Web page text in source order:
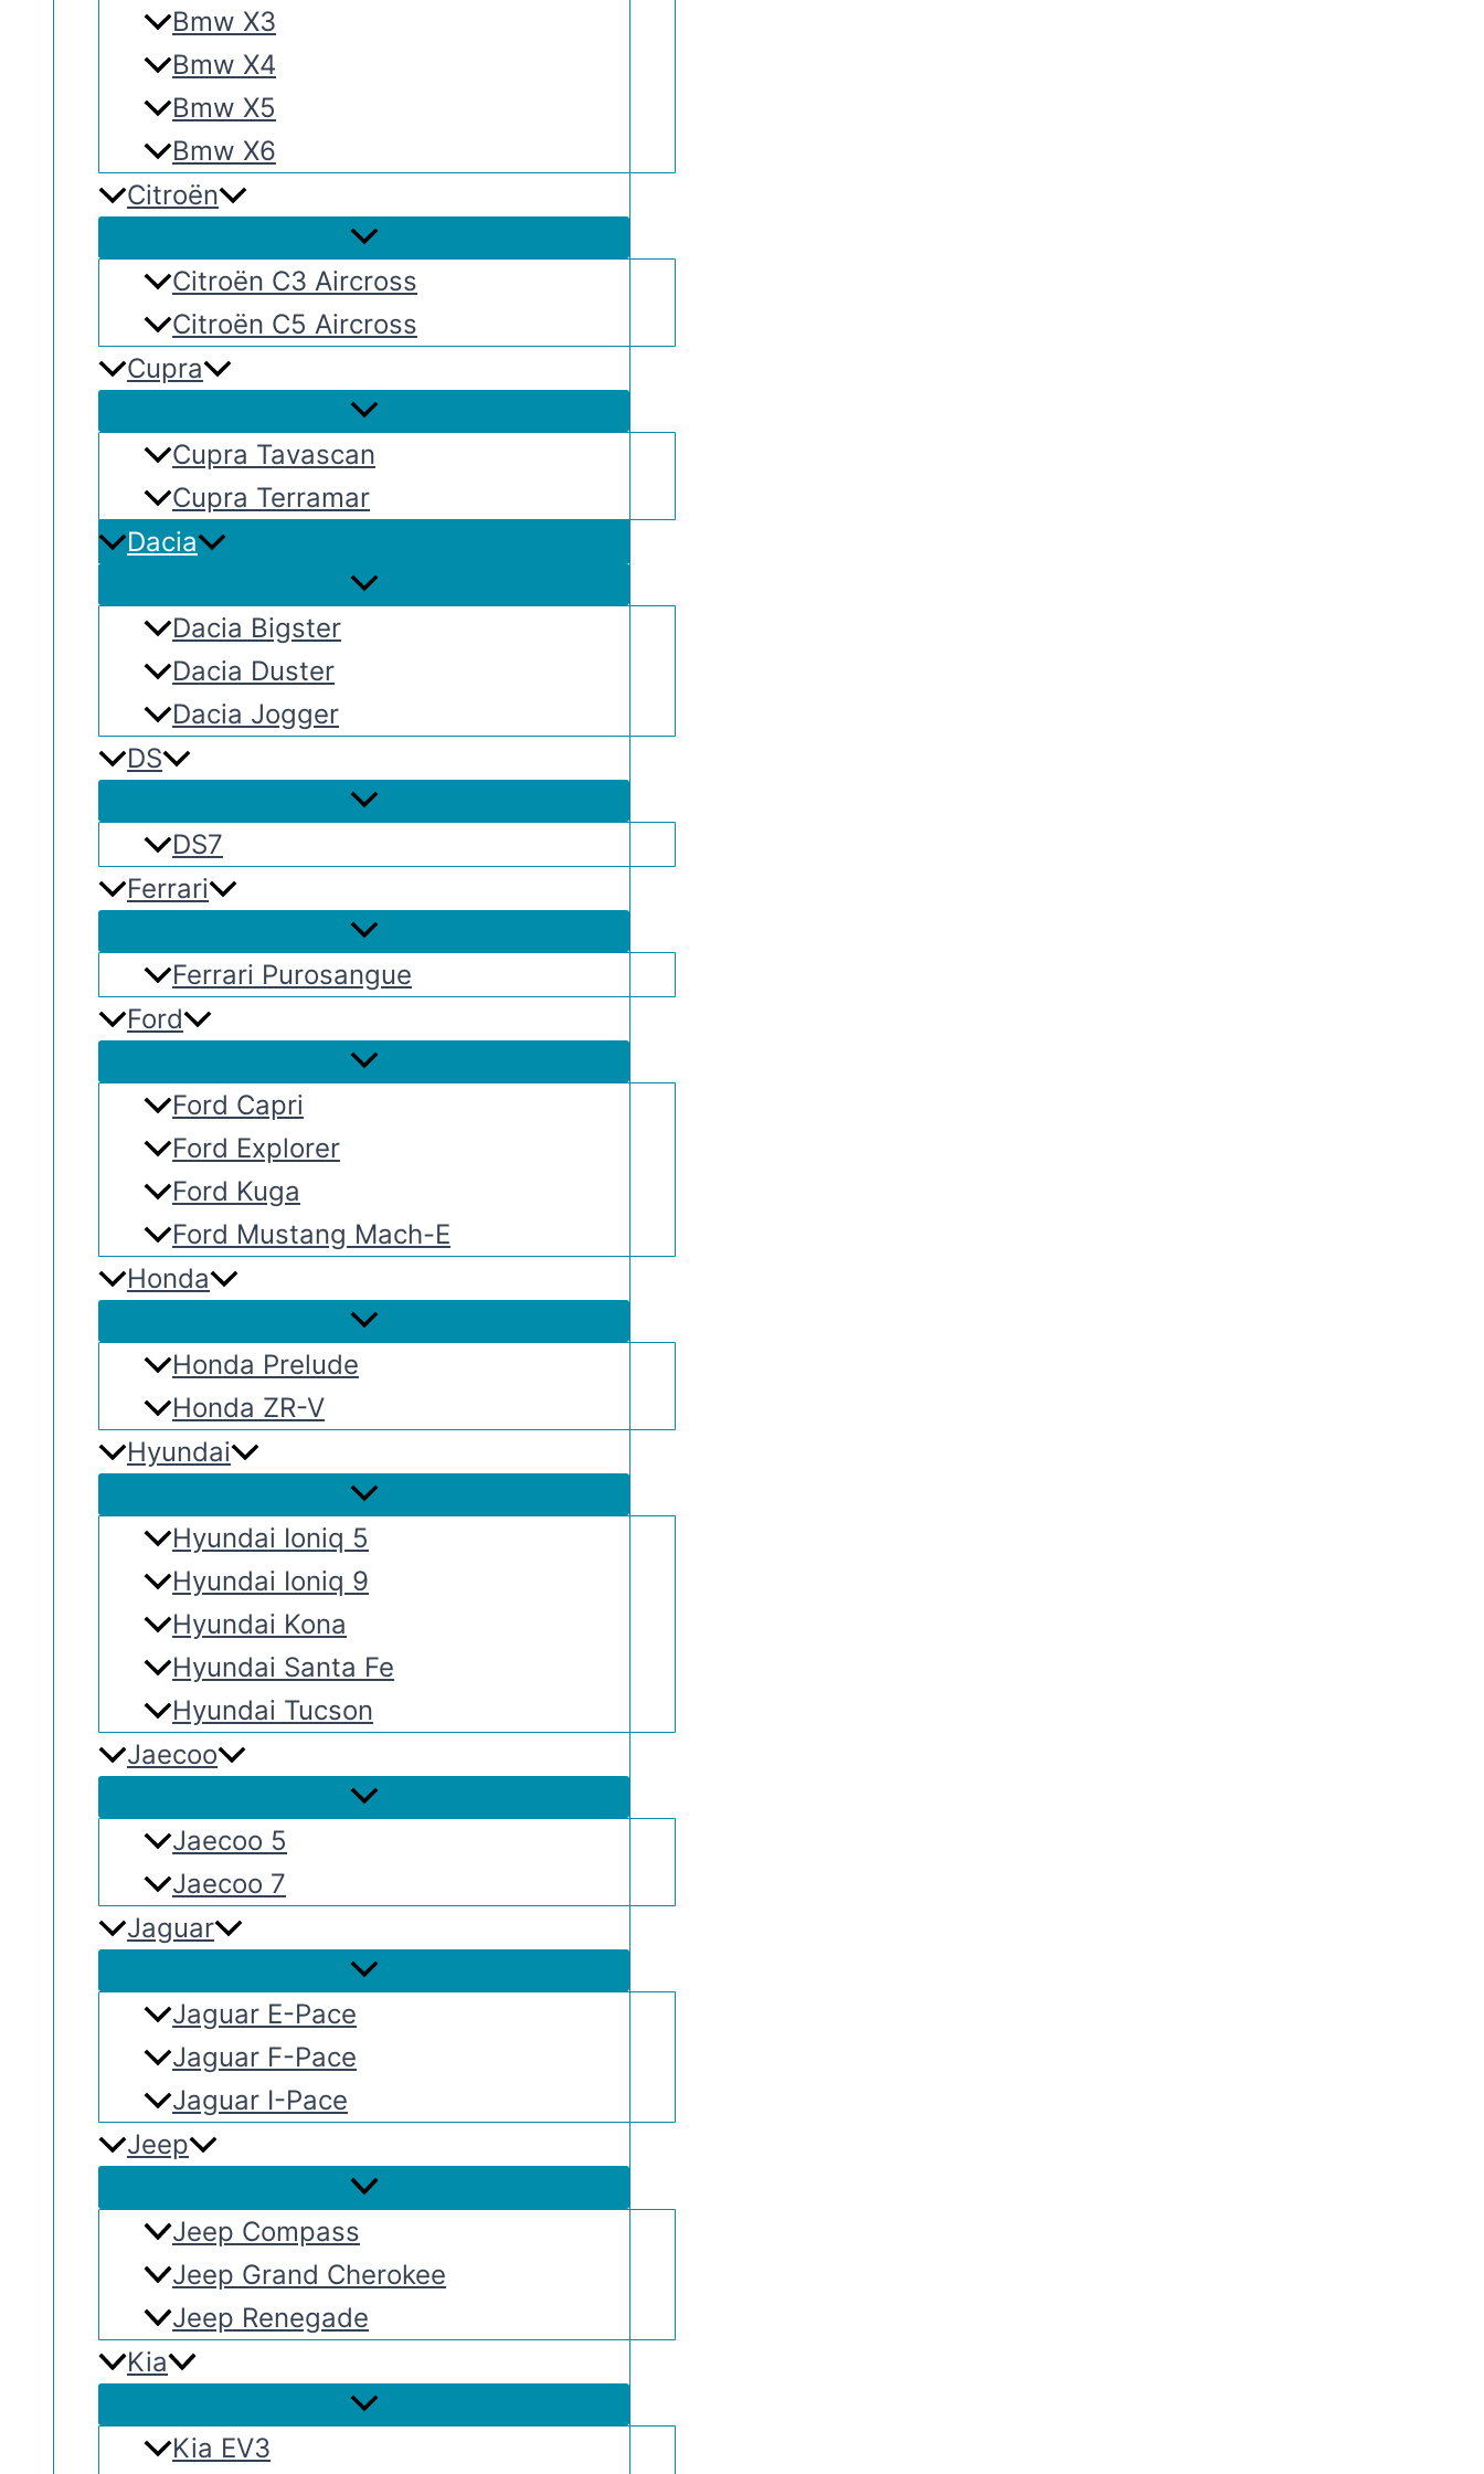
Bmw X3
Bmw X4
Bmw X5
Bmw X6
Citroën
Citroën C3 Aircross
Citroën C5 Aircross
Cupra
Cupra Tavascan
Cupra Terramar
Dacia
Dacia Bigster
Dacia Duster
Dacia Jogger
DS
DS7
Ferrari
Ferrari Purosangue
Ford
Ford Capri
Ford Explorer
Ford Kuga
Ford Mustang Mach-E
Honda
Honda Prelude
Honda ZR-V
Hyundai
Hyundai Ioniq 5
Hyundai Ioniq 9
Hyundai Kona
Hyundai Santa Fe
Hyundai Tucson
Jaecoo
Jaecoo 5
Jaecoo 7
Jaguar
Jaguar E-Pace
Jaguar F-Pace
Jaguar I-Pace
Jeep
Jeep Compass
Jeep Grand Cherokee
Jeep Renegade
Kia
Kia EV3